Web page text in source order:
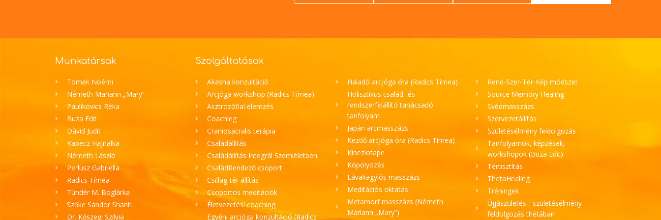
Munkatársak
Tomek Noémi
Németh Mariann „Mary”
Paulikovics Réka
Buza Edit
Dávid Judit
Kapecz Hajnalka
Németh László
Perlusz Gabriella
Radics Tímea
Tündér M. Boglárka
Szőke Sándor Shanti
Dr. Kőszegi Szilvia
Szolgáltatások
Akasha konzultáció
Arcjóga workshop (Radics Tímea)
Asztrozófiai elemzés
Coaching
Craniosacralis terápia
Családállítás
Családállítás Integrál Szemléletben
CsaládRendező csoport
Csillag-tér állítás
Csoportos meditációk
Életvezetési coaching
Egyéni arcjóga konzultáció (Radics
Haladó arcjóga óra (Radics Tímea)
Holisztikus család- és
rendszerfelállító tanácsadó
tanfolyam
Japán arcmasszázs
Kezdő arcjóga óra (Radics Tímea)
Kineziotape
Köpölyözés
Lávakagylós masszázs
Meditációs oktatás
Metamorf masszázs (Németh
Mariann „Mary”)
Rend-Szer-Tér-Kép módszer
Source Memory Healing
Svédmasszázs
Szervezetállítás
Születésélmény feldolgozás
Tanfolyamok, képzések,
workshopok (Buza Edit)
Tértisztítás
ThetaHealing
Tréningek
Újjászületés - születésélmény
feldolgozás thétában